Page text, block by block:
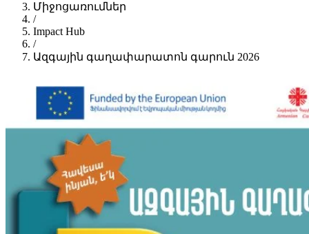
Միջոցառումներ
/
Impact Hub
/
Ազգային գաղափարատոն գարուն 2026